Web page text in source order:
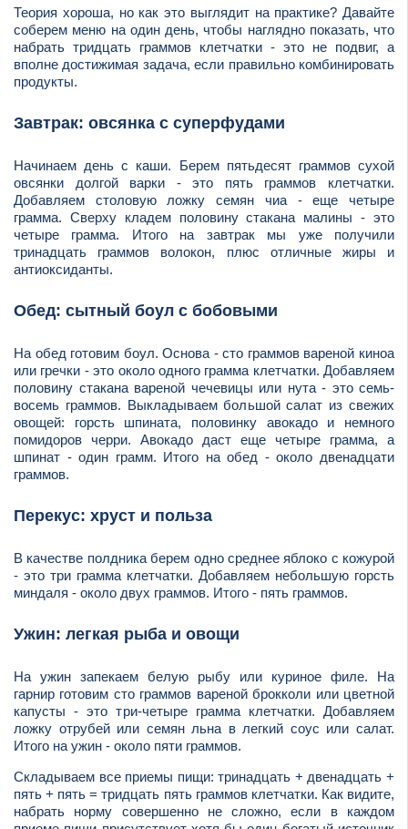
Теория хороша, но как это выглядит на практике? Давайте
соберем меню на один день, чтобы наглядно показать, что
набрать тридцать граммов клетчатки - это не подвиг, а
вполне достижимая задача, если правильно комбинировать
продукты.
Завтрак: овсянка с суперфудами
Начинаем день с каши. Берем пятьдесят граммов сухой
овсянки долгой варки - это пять граммов клетчатки.
Добавляем столовую ложку семян чиа - еще четыре
грамма. Сверху кладем половину стакана малины - это
четыре грамма. Итого на завтрак мы уже получили
тринадцать граммов волокон, плюс отличные жиры и
антиоксиданты.
Обед: сытный боул с бобовыми
На обед готовим боул. Основа - сто граммов вареной киноа
или гречки - это около одного грамма клетчатки. Добавляем
половину стакана вареной чечевицы или нута - это семь-
восемь граммов. Выкладываем большой салат из свежих
овощей: горсть шпината, половинку авокадо и немного
помидоров черри. Авокадо даст еще четыре грамма, а
шпинат - один грамм. Итого на обед - около двенадцати
граммов.
Перекус: хруст и польза
В качестве полдника берем одно среднее яблоко с кожурой
- это три грамма клетчатки. Добавляем небольшую горсть
миндаля - около двух граммов. Итого - пять граммов.
Ужин: легкая рыба и овощи
На ужин запекаем белую рыбу или куриное филе. На
гарнир готовим сто граммов вареной брокколи или цветной
капусты - это три-четыре грамма клетчатки. Добавляем
ложку отрубей или семян льна в легкий соус или салат.
Итого на ужин - около пяти граммов.
Складываем все приемы пищи: тринадцать + двенадцать +
пять + пять = тридцать пять граммов клетчатки. Как видите,
набрать норму совершенно не сложно, если в каждом